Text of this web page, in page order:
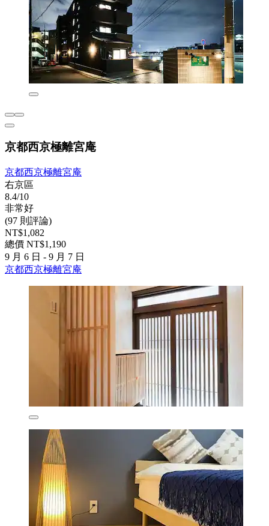
京都西京極離宮庵
京都西京極離宮庵
右京區
8.4/10
非常好
(97 則評論)
NT$1,082
總價 NT$1,190
9 月 6 日 - 9 月 7 日
京都西京極離宮庵